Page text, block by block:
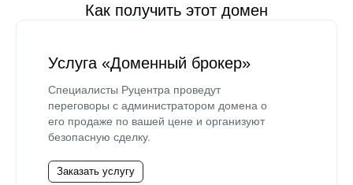
Как получить этот домен
Услуга «Доменный брокер»
Специалисты Руцентра проведут
переговоры с администратором домена о
его продаже по вашей цене и организуют
безопасную сделку.
Заказать услугу